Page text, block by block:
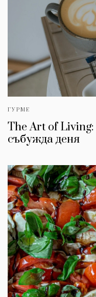
ГУРМЕ
The Art of
събужда деня